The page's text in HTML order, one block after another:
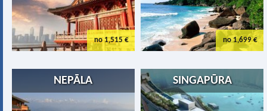
no 1,515 € no 1,699 €
NEPĀLA SINGAPŪRA